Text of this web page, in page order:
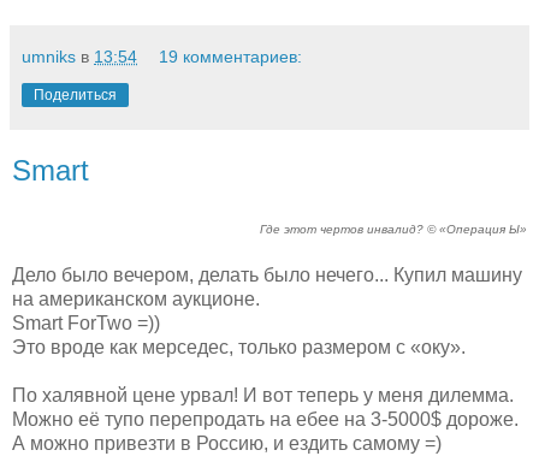
umniks в 13:54 19 комментариев:
Поделиться
Smart
Где этот чертов инвалид? © «Операция Ы»
Дело было вечером, делать было нечего... Купил машину
на американском аукционе.
Smart ForTwo =))
Это вроде как мерседес, только размером с «оку».
По халявной цене урвал! И вот теперь у меня дилемма.
Можно её тупо перепродать на ебее на 3-5000$ дороже.
А можно привезти в Россию, и ездить самому =)